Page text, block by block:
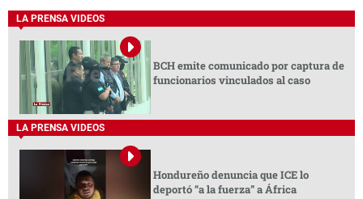
LA PRENSA VIDEOS
BCH emite comunicado por captura de
funcionarios vinculados al caso
LA PRENSA VIDEOS
Hondureño denuncia que ICE lo
deportó “a la fuerza” a África